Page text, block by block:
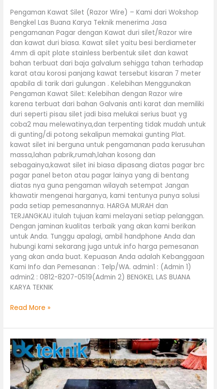
Pengaman Kawat Silet (Razor Wire) – Kami dari Wokshop
Bengkel Las Buana Karya Teknik menerima Jasa
pengamanan Pagar dengan Kawat duri silet/Razor wire
dan kawat duri biasa. Kawat silet yaitu besi berdiameter
4mm di apit plate stainless berbentuk silet dan kawat
bahan terbuat dari baja galvalum sehigga tahan terhadap
karat atau korosi panjang kawat tersebut kisaran 7 meter
apabila di tarik dari gulungan . Kelebihan Menggunakan
Pengaman Kawat Silet: Kelebihan dengan Razor wire
karena terbuat dari bahan Galvanis anti karat dan memiliki
duri seperti pisau silet jadi bisa melukai serius buat yg
coba2 mau melewatinya,dan terpenting tidak mudah untuk
di gunting/di potong sekalipun memakai gunting Plat.
kawat silet ini berguna untuk pengamanan pada kerusuhan
massa,lahan pabrik,rumah,lahan kosong dan
sebagainya,kawat silet ini biasa dipasang diatas pagar brc
pagar panel beton atau pagar lainya yang di bentang
diatas nya guna pengaman wilayah setempat Jangan
khawatir mengenai harganya, kami tentunya punya solusi
pada setiap pemesanannya. HARGA MURAH dan
TERJANGKAU itulah tujuan kami melayani setiap pelanggan.
Dengan jaminan kualitas terbaik yang akan kami berikan
untuk Anda. Tunggu apalagi, ambil handphone Anda dan
hubungi kami sekarang juga untuk info harga pemesanan
yang akan anda buat. Kepuasan Anda adalah Kebanggaan
Kami Info dan Pemesanan : Telp/WA. admin1 : (Admin 1)
admin2 : 0812-8207-0519(Admin 2) BENGKEL LAS BUANA
KARYA TEKNIK
Read More »
Jual
Tutup
Bak
Kontrol
Custom